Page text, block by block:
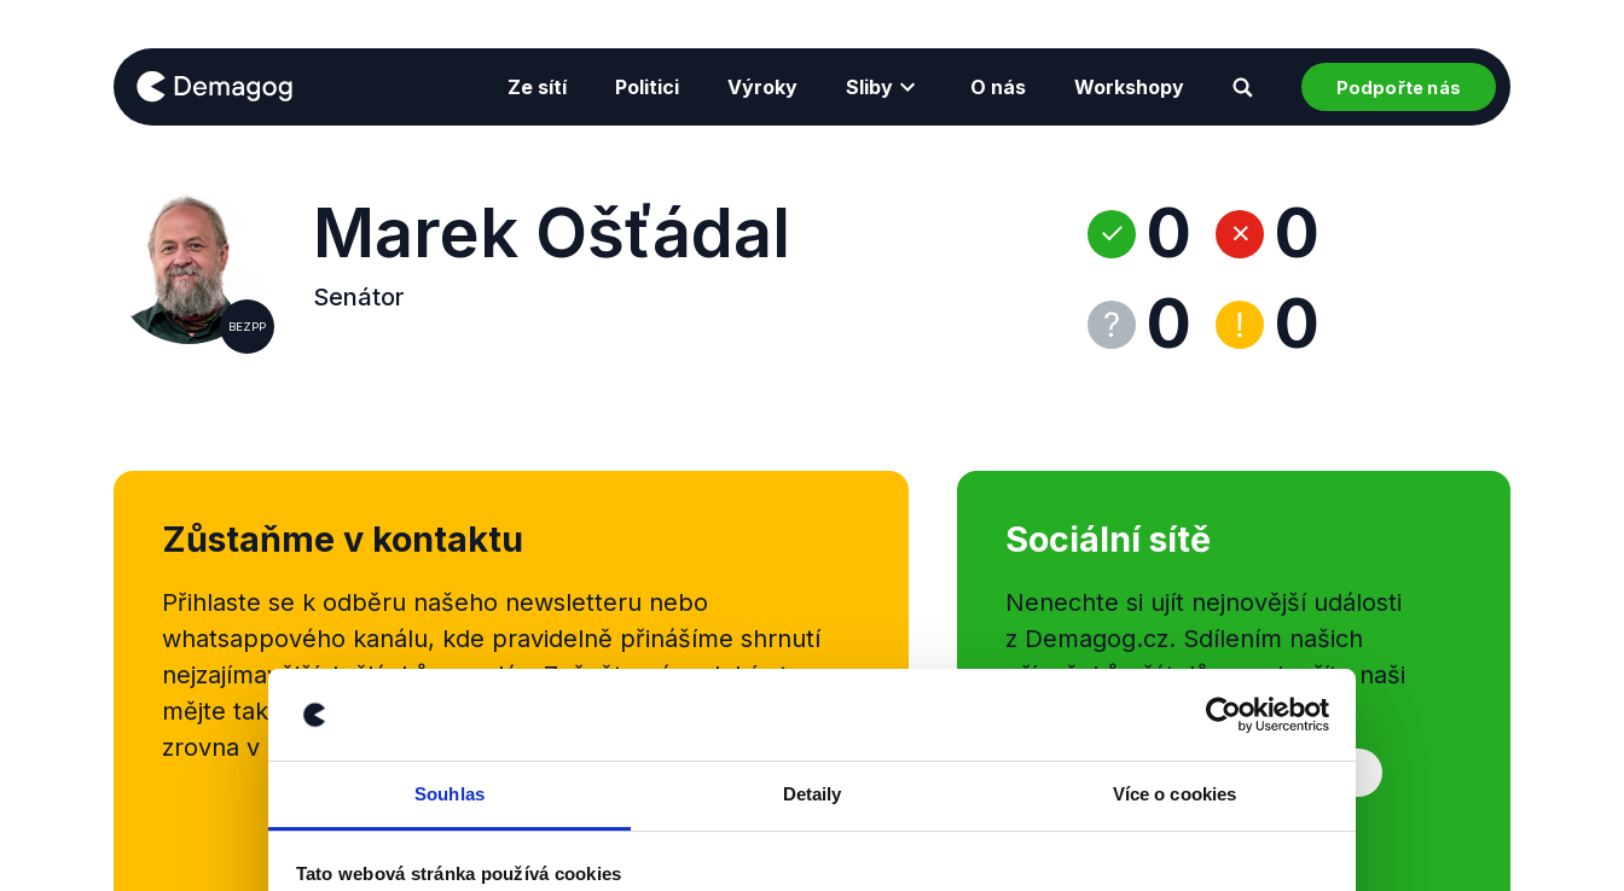
Souhlas Detaily Více o cookies
Tato webová stránka používá cookies
Ze sítí Politici Výroky Sliby O nás Workshopy Podpořte nás
BEZPP
Marek Ošťádal
Senátor
0
0
0
0
Zůstaňme v kontaktu
Přihlaste se k odběru našeho newsletteru nebo
whatsappového kanálu, kde pravidelně přinášíme shrnutí
nejzajímavějších článků a analýz. Začněte nás odebírat, a
mějte tak přehled o tom, jaké dezinformace a nepravdy se
zrovna v Česku šíří.
Sociální sítě
Nenechte si ujít nejnovější události
z Demagog.cz. Sdílením našich
příspěvků přátelům podpoříte naši